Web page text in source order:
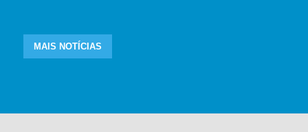
MAIS NOTÍCIAS